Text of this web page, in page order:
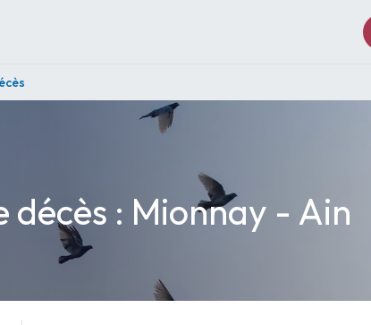
décès : Mionnay - Ain